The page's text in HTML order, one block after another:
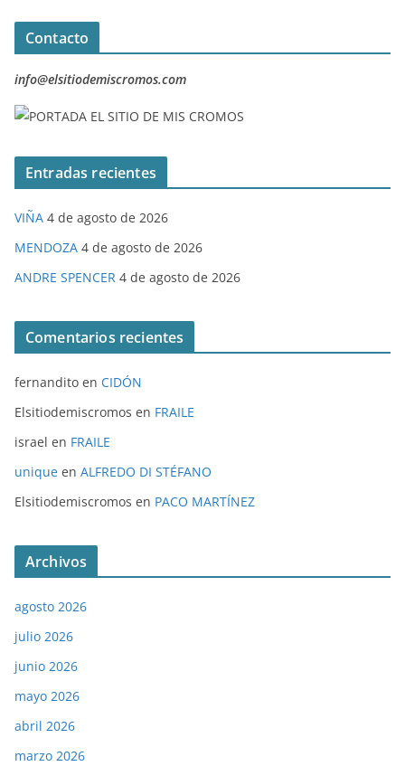
Contacto
info@elsitiodemiscromos.com
Entradas recientes
VIÑA 4 de agosto de 2026
MENDOZA 4 de agosto de 2026
ANDRE SPENCER 4 de agosto de 2026
Comentarios recientes
fernandito en CIDÓN
Elsitiodemiscromos en FRAILE
israel en FRAILE
unique en ALFREDO DI STÉFANO
Elsitiodemiscromos en PACO MARTÍNEZ
Archivos
agosto 2026
julio 2026
junio 2026
mayo 2026
abril 2026
marzo 2026